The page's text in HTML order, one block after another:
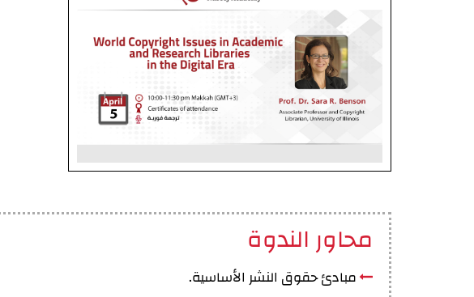
محاور الندوة
مبادئ حقوق النشر الأساسية.